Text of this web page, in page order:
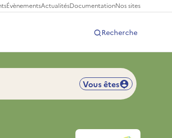
ÉvènementsActualitésDocumentationNos sites
Recherche
Vous êtes